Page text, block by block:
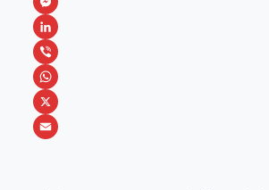
a
c
e
b
o
M
e
s
s
e
L
i
n
k
V
i
b
W
h
X